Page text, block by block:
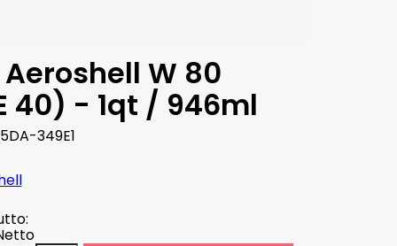
W 80
40) - 1qt / 946ml
349E1